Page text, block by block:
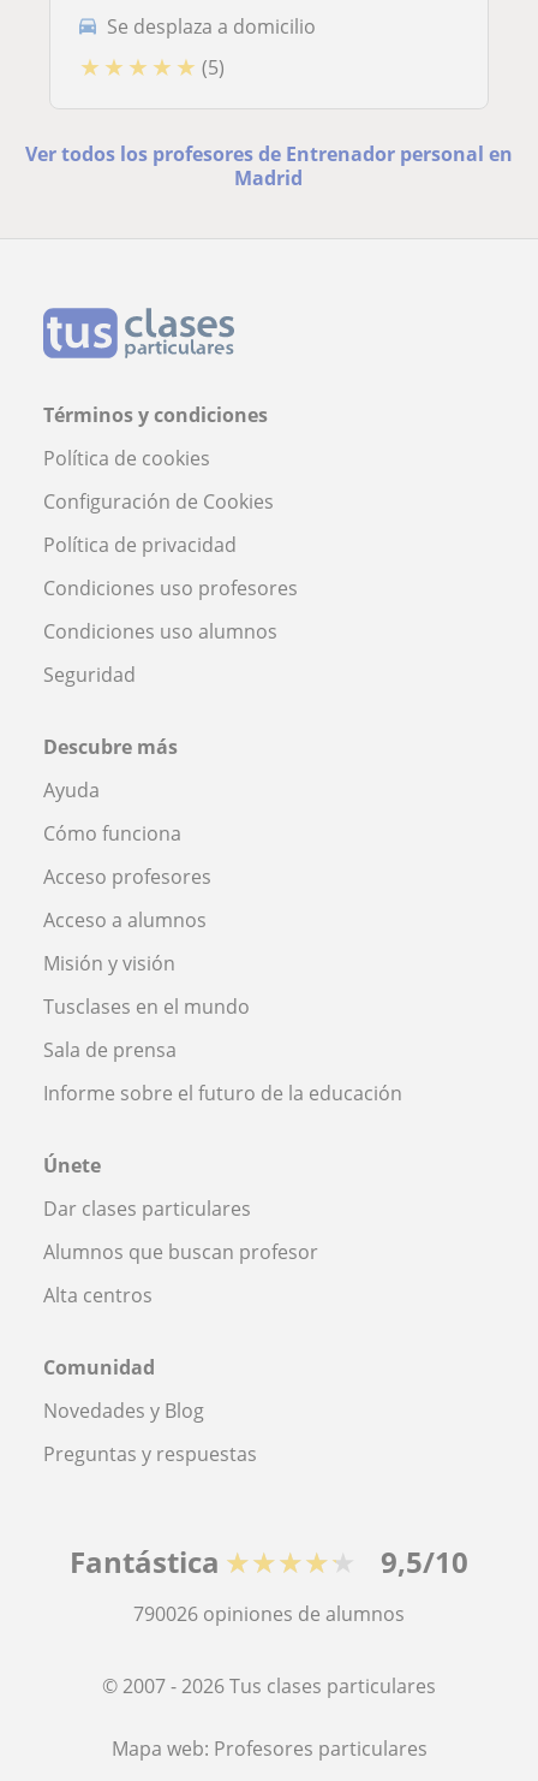
Se desplaza a domicilio
★ ★ ★ ★ ★ (5)
Ver todos los profesores de Entrenador personal en
Madrid
Términos y condiciones
Política de cookies
Configuración de Cookies
Política de privacidad
Condiciones uso profesores
Condiciones uso alumnos
Seguridad
Descubre más
Ayuda
Cómo funciona
Acceso profesores
Acceso a alumnos
Misión y visión
Tusclases en el mundo
Sala de prensa
Informe sobre el futuro de la educación
Únete
Dar clases particulares
Alumnos que buscan profesor
Alta centros
Comunidad
Novedades y Blog
Preguntas y respuestas
Fantástica ★★★★★ 9,5/10
790026 opiniones de alumnos
© 2007 - 2026 Tus clases particulares
Mapa web: Profesores particulares